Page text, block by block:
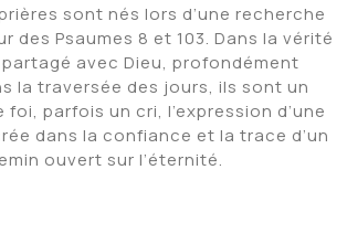
sont nés lors d’une recherche
des Psaumes 8 et 103. Dans la vérité
partagé avec Dieu, profondément
la traversée des jours, ils sont un
parfois un cri, l’expression d’une
dans la confiance et la trace d’un
ouvert sur l’éternité.